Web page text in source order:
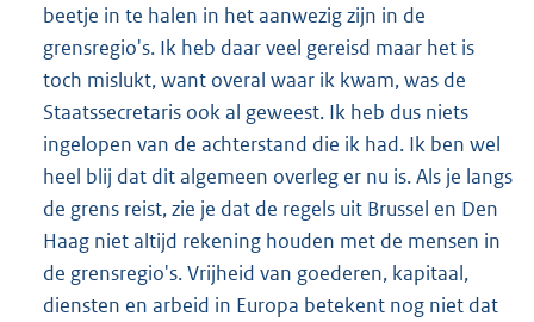
beetje in te halen in het aanwezig zijn in de
grensregio's. Ik heb daar veel gereisd maar het is
toch mislukt, want overal waar ik kwam, was de
Staatssecretaris ook al geweest. Ik heb dus niets
ingelopen van de achterstand die ik had. Ik ben wel
heel blij dat dit algemeen overleg er nu is. Als je langs
de grens reist, zie je dat de regels uit Brussel en Den
Haag niet altijd rekening houden met de mensen in
de grensregio's. Vrijheid van goederen, kapitaal,
diensten en arbeid in Europa betekent nog niet dat